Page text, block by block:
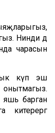
Нинди дә
чарасын
күп эш
онытмагыз.
яшь барган
китерергә